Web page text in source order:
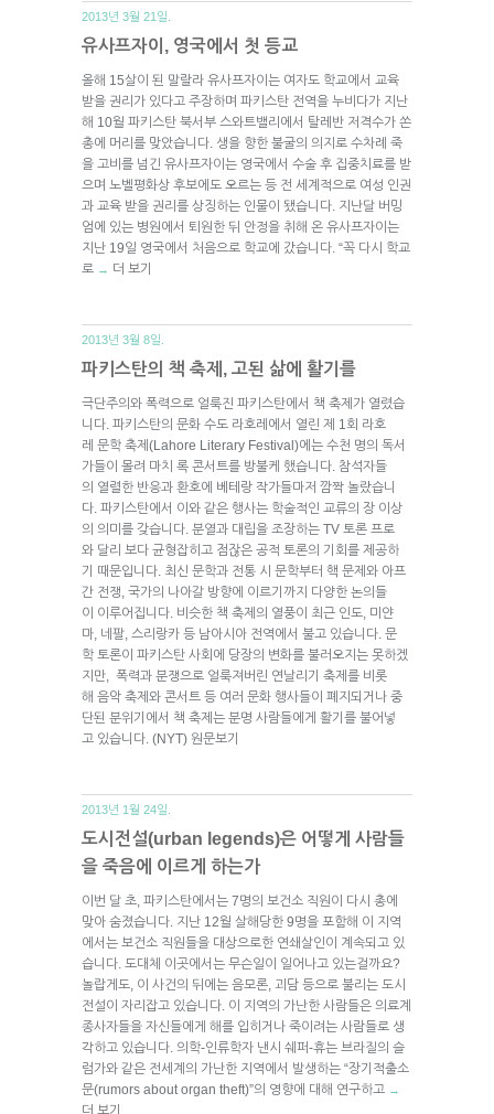
2013년 3월 21일.
유사프자이, 영국에서 첫 등교
올해 15살이 된 말랄라 유사프자이는 여자도 학교에서 교육
받을 권리가 있다고 주장하며 파키스탄 전역을 누비다가 지난
해 10월 파키스탄 북서부 스와트밸리에서 탈레반 저격수가 쏜
총에 머리를 맞았습니다. 생을 향한 불굴의 의지로 수차례 죽
을 고비를 넘긴 유사프자이는 영국에서 수술 후 집중치료를 받
으며 노벨평화상 후보에도 오르는 등 전 세계적으로 여성 인권
과 교육 받을 권리를 상징하는 인물이 됐습니다. 지난달 버밍
엄에 있는 병원에서 퇴원한 뒤 안정을 취해 온 유사프자이는
지난 19일 영국에서 처음으로 학교에 갔습니다. “꼭 다시 학교
로 → 더 보기
2013년 3월 8일.
파키스탄의 책 축제, 고된 삶에 활기를
극단주의와 폭력으로 얼룩진 파키스탄에서 책 축제가 열렸습
니다. 파키스탄의 문화 수도 라호레에서 열린 제 1회 라호
레 문학 축제(Lahore Literary Festival)에는 수천 명의 독서
가들이 몰려 마치 록 콘서트를 방불케 했습니다. 참석자들
의 열렬한 반응과 환호에 베테랑 작가들마저 깜짝 놀랐습니
다. 파키스탄에서 이와 같은 행사는 학술적인 교류의 장 이상
의 의미를 갖습니다. 분열과 대립을 조장하는 TV 토론 프로
와 달리 보다 균형잡히고 점잖은 공적 토론의 기회를 제공하
기 때문입니다. 최신 문학과 전통 시 문학부터 핵 문제와 아프
간 전쟁, 국가의 나아갈 방향에 이르기까지 다양한 논의들
이 이루어집니다. 비슷한 책 축제의 열풍이 최근 인도, 미얀
마, 네팔, 스리랑카 등 남아시아 전역에서 불고 있습니다. 문
학 토론이 파키스탄 사회에 당장의 변화를 불러오지는 못하겠
지만, 폭력과 분쟁으로 얼룩져버린 연날리기 축제를 비롯
해 음악 축제와 콘서트 등 여러 문화 행사들이 폐지되거나 중
단된 분위기에서 책 축제는 분명 사람들에게 활기를 불어넣
고 있습니다. (NYT) 원문보기
2013년 1월 24일.
도시전설(urban legends)은 어떻게 사람들
을 죽음에 이르게 하는가
이번 달 초, 파키스탄에서는 7명의 보건소 직원이 다시 총에
맞아 숨졌습니다. 지난 12월 살해당한 9명을 포함해 이 지역
에서는 보건소 직원들을 대상으로한 연쇄살인이 계속되고 있
습니다. 도대체 이곳에서는 무슨일이 일어나고 있는걸까요?
놀랍게도, 이 사건의 뒤에는 음모론, 괴담 등으로 불리는 도시
전설이 자리잡고 있습니다. 이 지역의 가난한 사람들은 의료계
종사자들을 자신들에게 해를 입히거나 죽이려는 사람들로 생
각하고 있습니다. 의학-인류학자 낸시 쉐퍼-휴는 브라질의 슬
럼가와 같은 전세계의 가난한 지역에서 발생하는 “장기적출소
문(rumors about organ theft)”의 영향에 대해 연구하고 →
더 보기